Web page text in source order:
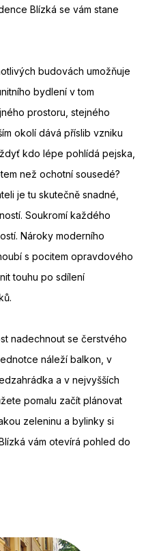
Blízká se vám stane
budovách umožňuje
bydlení v tom
prostoru, stejného
okolí dává příslib vzniku
kdo lépe pohlídá pejska,
než ochotní sousedé?
je tu skutečně snadné,
Soukromí každého
Nároky moderního
s pocitem opravdového
touhu po sdílení
nadechnout se čerstvého
náleží balkon, v
a v nejvyšších
pomalu začít plánovat
zeleninu a bylinky si
vám otevírá pohled do